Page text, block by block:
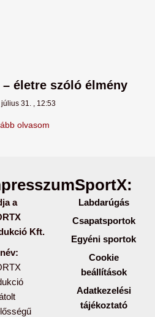
életre szóló élmény
31. 12:53
olvasom
a
Kft.
SportX:
Labdarúgás
Csapatsportok
Egyéni sportok
Cookie
beállítások
Adatkezelési
tájékoztató